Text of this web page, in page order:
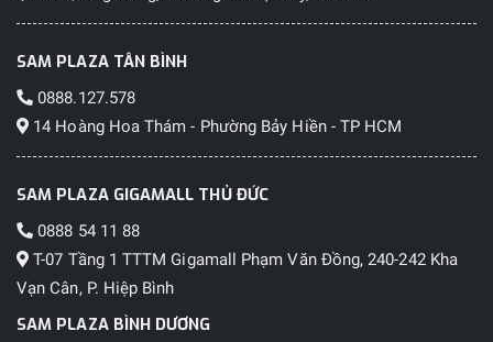
SAM PLAZA TÂN BÌNH
0888.127.578
14 Hoàng Hoa Thám - Phường Bảy Hiền - TP HCM
SAM PLAZA GIGAMALL THỦ ĐỨC
0888 54 11 88
T-07 Tầng 1 TTTM Gigamall Phạm Văn Đồng, 240-242 Kha
Vạn Cân, P. Hiệp Bình
SAM PLAZA BÌNH DƯƠNG